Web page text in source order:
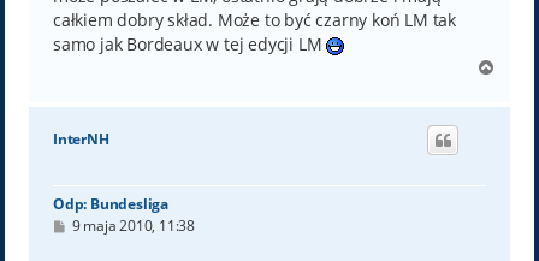
całkiem dobry skład. Może to być czarny koń LM tak
samo jak Bordeaux w tej edycji LM
g
InterNH
Odp: Bundesliga
P9 maja 2010, 11:38